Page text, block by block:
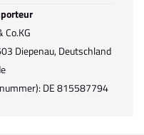
Diepenau, Deutschland
DE 815587794